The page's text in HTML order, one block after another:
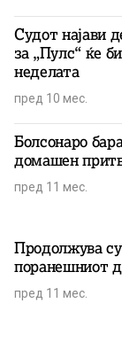
Судот најави
за „Пулс“ ќе
неделата
пред 10 мес.
Болсонаро
домашен
пред 11 мес.
Продолжува
поранешниот
пред 11 мес.